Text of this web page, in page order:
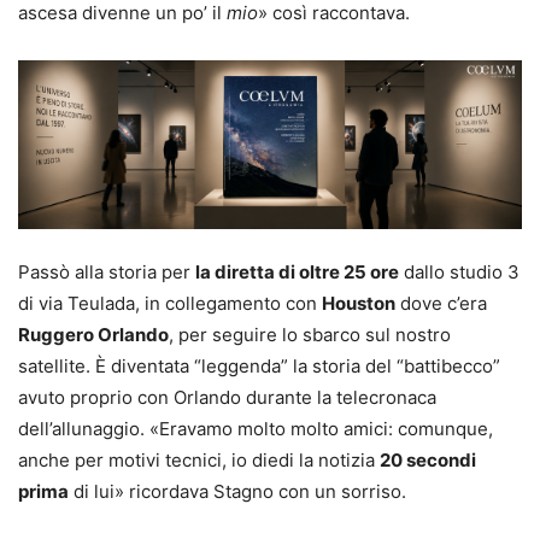
ascesa divenne un po’ il mio» così raccontava.
Passò alla storia per la diretta di oltre 25 ore dallo studio 3
di via Teulada, in collegamento con Houston dove c’era
Ruggero Orlando, per seguire lo sbarco sul nostro
satellite. È diventata “leggenda” la storia del “battibecco”
avuto proprio con Orlando durante la telecronaca
dell’allunaggio. «Eravamo molto molto amici: comunque,
anche per motivi tecnici, io diedi la notizia 20 secondi
prima di lui» ricordava Stagno con un sorriso.